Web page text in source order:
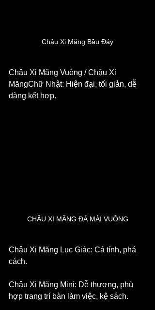
Chậu Xi Măng Bầu Đáy
Chậu Xi Măng Vuông / Chậu Xi
MăngChữ Nhật: Hiện đại, tối giản, dễ
dàng kết hợp.
CHẬU XI MĂNG ĐÁ MÀI VUÔNG
Chậu Xi Măng Lục Giác: Cá tính, phá
cách.
Chậu Xi Măng Mini: Dễ thương, phù
hợp trang trí bàn làm việc, kệ sách.